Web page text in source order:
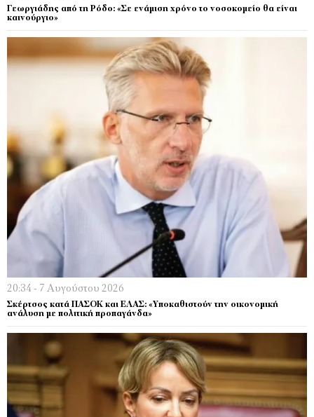
Γεωργιάδης από τη Ρόδο: «Σε ενάμιση χρόνο το νοσοκομείο θα είναι
καινούργιο»
20:34 - 7 Αυγούστου 2026
Σκέρτσος κατά ΠΑΣΟΚ και ΕΛΑΣ: «Υποκαθιστούν την οικονομική
ανάλυση με πολιτική προπαγάνδα»